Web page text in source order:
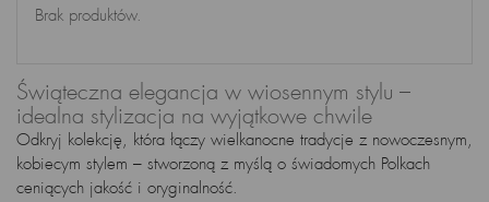
Brak produktów.
Świąteczna elegancja w wiosennym stylu –
idealna stylizacja na wyjątkowe chwile
Odkryj kolekcję, która łączy wielkanocne tradycje z nowoczesnym,
kobiecym stylem – stworzoną z myślą o świadomych Polkach
ceniących jakość i oryginalność.